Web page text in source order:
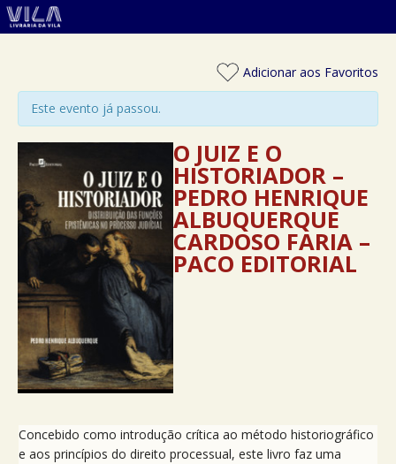
Adicionar aos Favoritos
Este evento já passou.
O JUIZ E O
HISTORIADOR –
PEDRO HENRIQUE
ALBUQUERQUE
CARDOSO FARIA –
PACO EDITORIAL
Concebido como introdução crítica ao método historiográfico
e aos princípios do direito processual, este livro faz uma